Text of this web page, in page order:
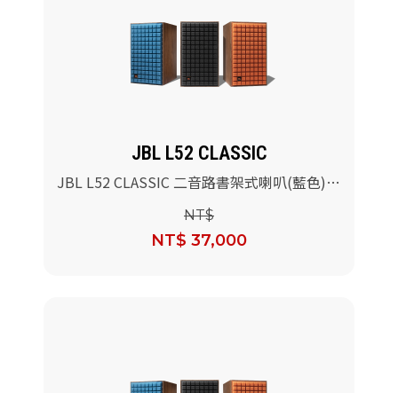
JBL L52 CLASSIC
JBL L52 CLASSIC 二音路書架式喇叭(藍色)/
NT$
NT$ 37,000